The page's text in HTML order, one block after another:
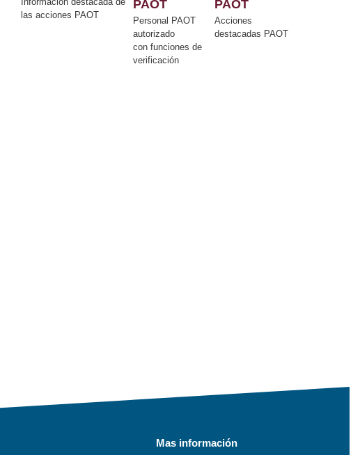
las acciones PAOT
PAOT
Personal PAOT
autorizado
con funciones de
verificación
PAOT
Acciones
destacadas PAOT
Mas información